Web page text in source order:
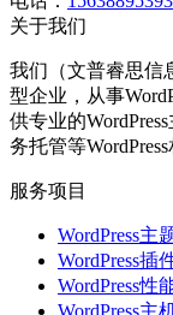
关于我们
我们（文普睿思信
型企业，从事
供专业的
务托管等WordPress
服务项目
WordPress主
WordPress插
WordPress性
WordPress主